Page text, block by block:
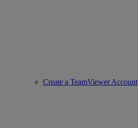
Create a TeamViewer Account